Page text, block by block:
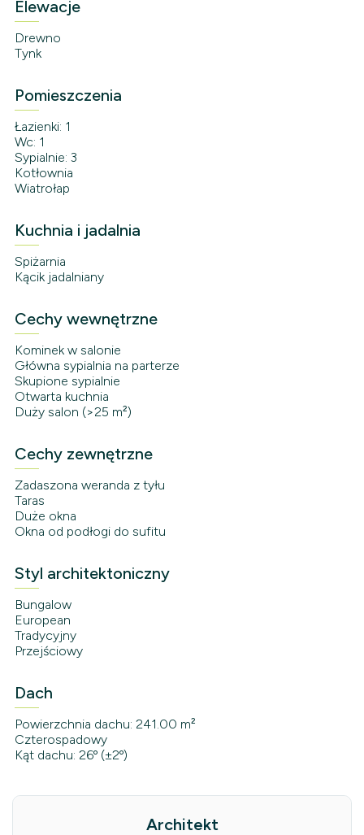
Elewacje
Drewno
Tynk
Pomieszczenia
Łazienki: 1
Wc: 1
Sypialnie: 3
Kotłownia
Wiatrołap
Kuchnia i jadalnia
Spiżarnia
Kącik jadalniany
Cechy wewnętrzne
Kominek w salonie
Główna sypialnia na parterze
Skupione sypialnie
Otwarta kuchnia
Duży salon (>25 m²)
Cechy zewnętrzne
Zadaszona weranda z tyłu
Taras
Duże okna
Okna od podłogi do sufitu
Styl architektoniczny
Bungalow
European
Tradycyjny
Przejściowy
Dach
Powierzchnia dachu: 241.00 m²
Czterospadowy
Kąt dachu: 26º (±2º)
Architekt